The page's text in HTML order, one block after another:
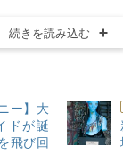
続きを読み込む
ー】大
ドが誕
飛び回